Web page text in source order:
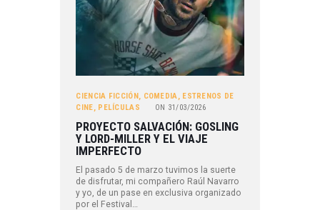
CIENCIA FICCIÓN, COMEDIA, ESTRENOS DE
CINE, PELÍCULAS ON 31/03/2026
PROYECTO SALVACIÓN: GOSLING
Y LORD-MILLER Y EL VIAJE
IMPERFECTO
El pasado 5 de marzo tuvimos la suerte
de disfrutar, mi compañero Raúl Navarro
y yo, de un pase en exclusiva organizado
por el Festival…